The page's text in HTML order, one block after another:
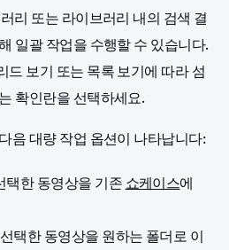
리 또는 라이브러리 내의 검색 결
일괄 작업을 수행할 수 있습니다.
드 보기 또는 목록 보기에 따라 섬
확인란을 선택하세요.
음 대량 작업 옵션이 나타납니다:
택한 동영상을 기존쇼케이스에
택한 동영상을 원하는 폴더로 이